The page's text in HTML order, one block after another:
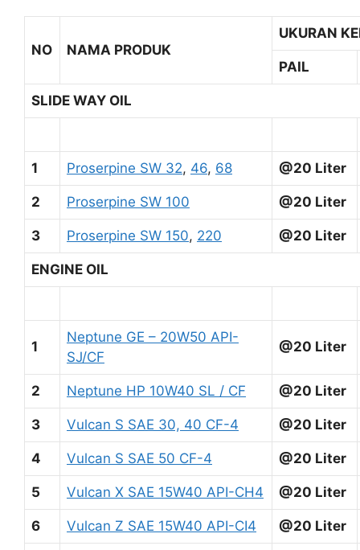
NO NAMA PRODUK
UKURAN
PAIL
SLIDE WAY OIL
1 Proserpine SW 32, 46, 68 @20 Liter
2 Proserpine SW 100 @20 Liter
3 Proserpine SW 150, 220 @20 Liter
ENGINE OIL
1
Neptune GE – 20W50 API-
SJ/CF
@20 Liter
2 Neptune HP 10W40 SL / CF @20 Liter
3 Vulcan S SAE 30, 40 CF-4 @20 Liter
4 Vulcan S SAE 50 CF-4 @20 Liter
5 Vulcan X SAE 15W40 API-CH4 @20 Liter
6 Vulcan Z SAE 15W40 API-CI4 @20 Liter